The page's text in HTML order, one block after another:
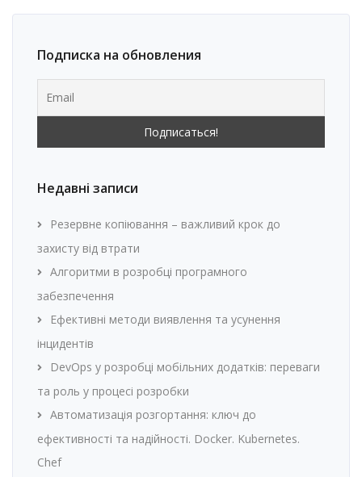
Подписка на обновления
Недавні записи
Резервне копіювання – важливий крок до
захисту від втрати
Алгоритми в розробці програмного
забезпечення
Ефективні методи виявлення та усунення
інцидентів
DevOps у розробці мобільних додатків: переваги
та роль у процесі розробки
Автоматизація розгортання: ключ до
ефективності та надійності. Docker. Kubernetes.
Chef